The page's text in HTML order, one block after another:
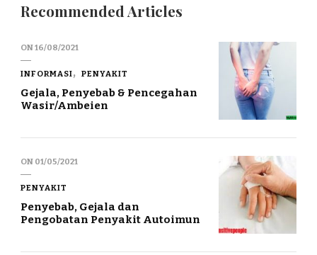
Recommended Articles
ON16/08/2021
INFORMASI PENYAKIT
Gejala, Penyebab & Pencegahan
Wasir/Ambeien
ON 01/05/2021
PENYAKIT
Penyebab, Gejala dan
Pengobatan Penyakit Autoimun